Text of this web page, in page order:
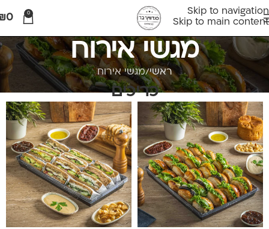
Skip to navigation
Skip to main content
0
0
מגשי אירוח
ראשי מגשי אירוח
כריכים